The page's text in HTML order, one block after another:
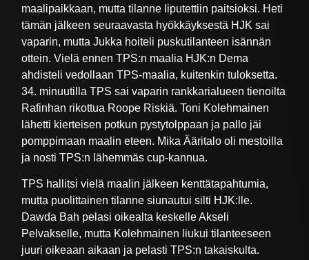
maalipaikkaan, mutta tilanne liputettiin paitsioksi. Heti
tämän jälkeen seuraavasta hyökkäyksestä HJK sai
vaparin, mutta Jukka hoiteli puskutilanteen isännän
ottein. Vielä ennen TPS:n maalia HJK:n Dema
ahdisteli vedollaan TPS-maalia, kuitenkin tuloksetta.
34. minuutilla TPS sai vaparin rankkarialueen tienoilta
Rafinhan rikottua Roope Riskiä. Toni Kolehmainen
lähetti kierteisen potkun pystytolppaan ja pallo jäi
pomppimaan maalin eteen. Mika Ääritalo oli mestoilla
ja nosti TPS:n lähemmäs cup-kannua.
TPS hallitsi vielä maalin jälkeen kenttätapahtumia,
mutta puolittainen tilanne siunautui silti HJK:lle.
Dawda Bah pelasi oikealta keskelle Akseli
Pelvakselle, mutta Kolehmainen liukui tilanteeseen
juuri oikeaan aikaan ja pelasti TPS:n takaiskulta.